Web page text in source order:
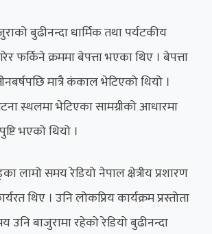
बुढीनन्दा धार्मिक तथा पर्यटकीय
फर्किने क्रममा बेपत्ता भएका थिए । बेपत्ता
मात्रै कंकाल भेटिएको थियो ।
स्थलमा भेटिएका सामग्रीको आधारमा
भएको थियो ।
लामो समय रेडियो नेपाल क्षेत्रीय प्रशारण
थिए । उनि लोकप्रिय कार्यक्रम प्रस्तोता
उनि बाजुरामा रहेको रेडियो बुढीनन्दा